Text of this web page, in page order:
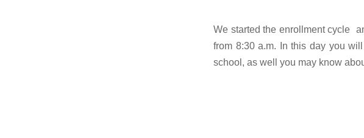
We started the enrollment cycle
from 8:30 a.m. In this day you
school, as well you may know